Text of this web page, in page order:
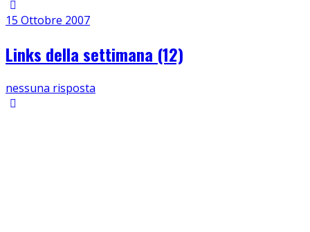
15 Ottobre 2007
Links della settimana (12)
nessuna risposta